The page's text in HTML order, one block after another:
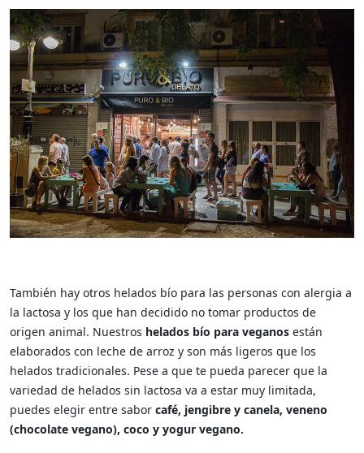
También hay otros helados bío para las personas con alergia a
la lactosa y los que han decidido no tomar productos de
origen animal. Nuestros helados bío para veganos están
elaborados con leche de arroz y son más ligeros que los
helados tradicionales. Pese a que te pueda parecer que la
variedad de helados sin lactosa va a estar muy limitada,
puedes elegir entre sabor café, jengibre y canela, veneno
(chocolate vegano), coco y yogur vegano.